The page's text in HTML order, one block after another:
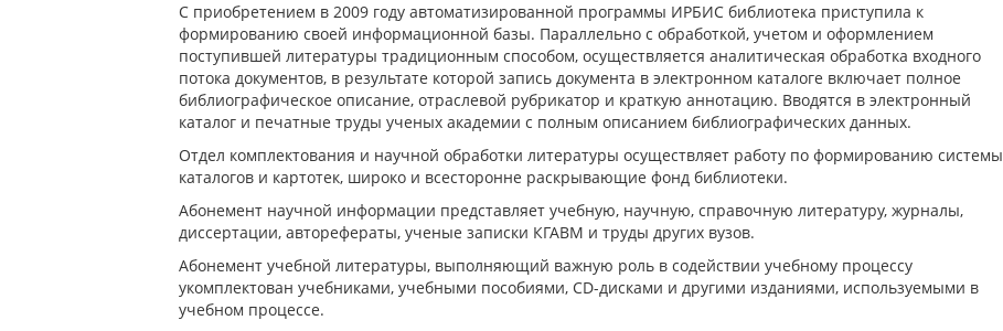
С приобретением в 2009 году автоматизированной программы ИРБИС библиотека приступила к
формированию своей информационной базы. Параллельно с обработкой, учетом и оформлением
поступившей литературы традиционным способом, осуществляется аналитическая обработка входного
потока документов, в результате которой запись документа в электронном каталоге включает полное
библиографическое описание, отраслевой рубрикатор и краткую аннотацию. Вводятся в электронный
каталог и печатные труды ученых академии с полным описанием библиографических данных.
Отдел комплектования и научной обработки литературы осуществляет работу по формированию системы
каталогов и картотек, широко и всесторонне раскрывающие фонд библиотеки.
Абонемент научной информации представляет учебную, научную, справочную литературу, журналы,
диссертации, авторефераты, ученые записки КГАВМ и труды других вузов.
Абонемент учебной литературы, выполняющий важную роль в содействии учебному процессу
укомплектован учебниками, учебными пособиями, CD-дисками и другими изданиями, используемыми в
учебном процессе.